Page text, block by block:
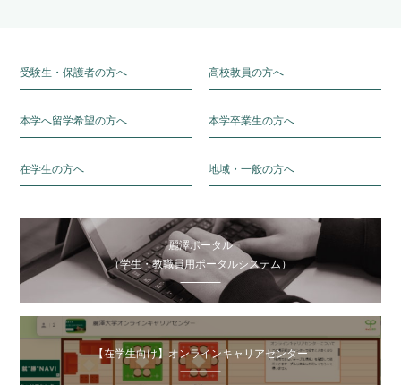
受験生・保護者の方へ 高校教員の方へ
本学へ留学希望の方へ 本学卒業生の方へ
在学生の方へ 地域・一般の方へ
麗澤ポータル
（学生・教職員用ポータルシステム）
【在学生向け】オンラインキャリアセンター